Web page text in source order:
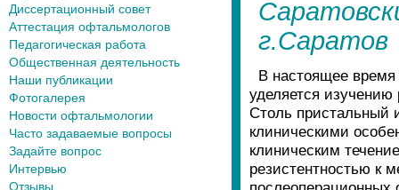
Диссертационный совет
Аттестация офтальмологов
Педагогическая работа
Общественная деятельность
Наши публикации
Фотогалерея
Новости офтальмологии
Часто задаваемые вопросы
Задайте вопрос
Интервью
Отзывы
г.Саратов
В настоящее время
уделяется
Столь пристальный
клиническими
клиническим
резистентностью к